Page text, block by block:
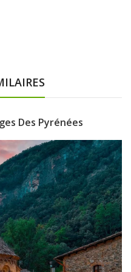
Des Pyrénées